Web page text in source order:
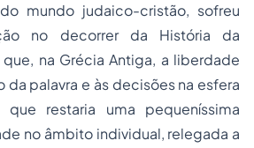
mundo judaico-cristão, sofreu
no decorrer da História da
que, na Grécia Antiga, a liberdade
da palavra e às decisões na esfera
restaria uma pequeníssima
no âmbito individual, relegada a